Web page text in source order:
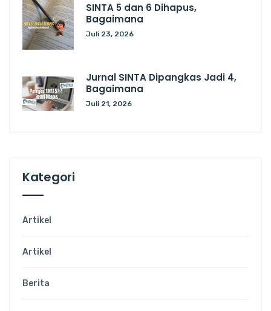
SINTA 5 dan 6 Dihapus,
Bagaimana
Juli 23, 2026
Jurnal SINTA Dipangkas Jadi 4,
Bagaimana
Juli 21, 2026
Kategori
Artikel
Artikel
Berita